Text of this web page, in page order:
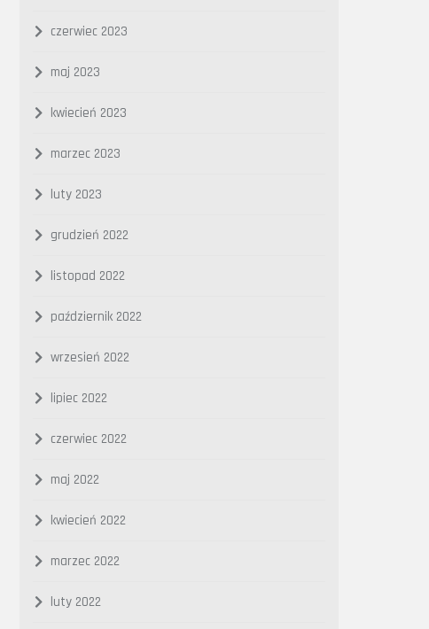
czerwiec 2023
maj 2023
kwiecień 2023
marzec 2023
luty 2023
grudzień 2022
listopad 2022
październik 2022
wrzesień 2022
lipiec 2022
czerwiec 2022
maj 2022
kwiecień 2022
marzec 2022
luty 2022